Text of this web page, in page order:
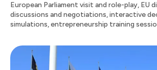
European Parliament visit and role-play, EU
discussions and negotiations, interactive
simulations, entrepreneurship training sessions​​​​‌